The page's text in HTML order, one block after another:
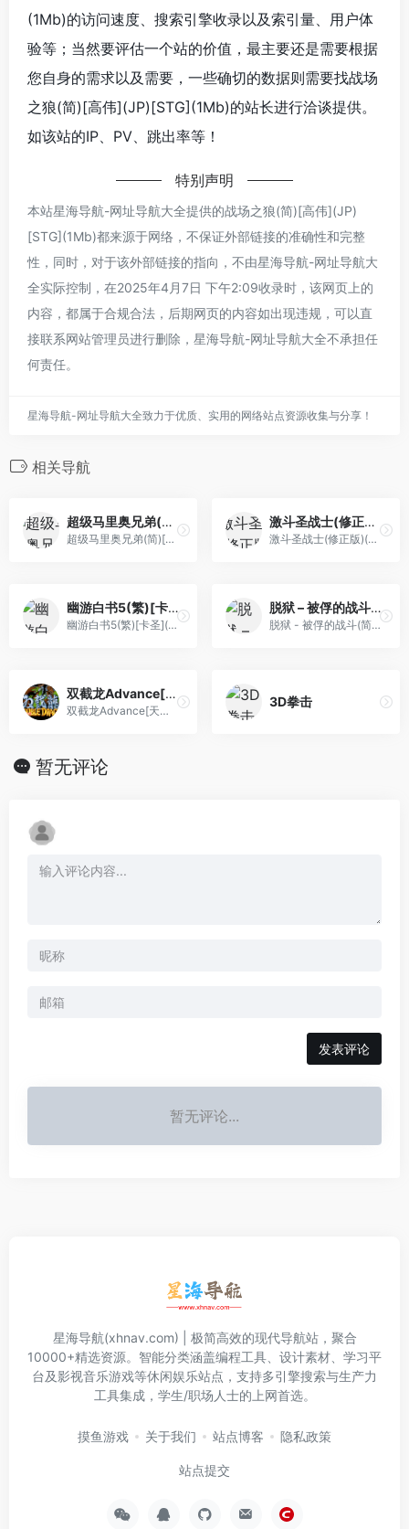
(1Mb)的访问速度、搜索引擎收录以及索引量、用户体
验等；当然要评估一个站的价值，最主要还是需要根据
您自身的需求以及需要，一些确切的数据则需要找战场
之狼(简)[高伟](JP)[STG](1Mb)的站长进行洽谈提供。
如该站的IP、PV、跳出率等！
特别声明
本站星海导航-网址导航大全提供的战场之狼(简)[高伟](JP)
[STG](1Mb)都来源于网络，不保证外部链接的准确性和完整
性，同时，对于该外部链接的指向，不由星海导航-网址导航大
全实际控制，在2025年4月7日 下午2:09收录时，该网页上的
内容，都属于合规合法，后期网页的内容如出现违规，可以直
接联系网站管理员进行删除，星海导航-网址导航大全不承担任
何责任。
星海导航-网址导航大全致力于优质、实用的网络站点资源收集与分享！
相关导航
超级马里奥兄弟(简)[九班](EU)[ACT](0.31Mb)
超级马里奥兄弟(简)[九班](EU)[ACT](0.31Mb)
激斗圣战士(修正版)(简)[外星科技+Vanyogin](JP)[RPG](4Mb)
激斗圣战士(修正版)(简)[外星科技+Vanyogin](JP)[RPG](4Mb)
幽游白书5(繁)[卡圣](CN)[FTG](3Mb)
幽游白书5(繁)[卡圣](CN)[FTG](3Mb)
脱狱 – 被俘的战斗(简)[星空](JP)[ACT](2Mb)
脱狱 - 被俘的战斗(简)[星空](JP)[ACT](2Mb)
双截龙Advance[天使汉化组](繁)(JP)(32Mb)
双截龙Advance[天使汉化组](繁)(JP)(32Mb)
3D拳击
暂无评论
发表评论
暂无评论...
星海导航(xhnav.com) | 极简高效的现代导航站，聚合
10000+精选资源。智能分类涵盖编程工具、设计素材、学习平
台及影视音乐游戏等休闲娱乐站点，支持多引擎搜索与生产力
工具集成，学生/职场人士的上网首选。
摸鱼游戏 关于我们 站点博客 隐私政策
站点提交